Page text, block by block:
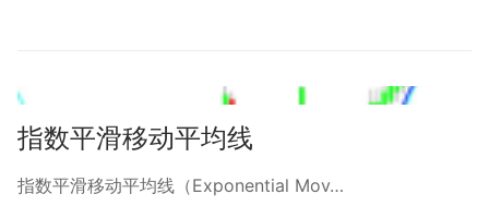
指数平滑移动平均线
指数平滑移动平均线（Exponential Mov…